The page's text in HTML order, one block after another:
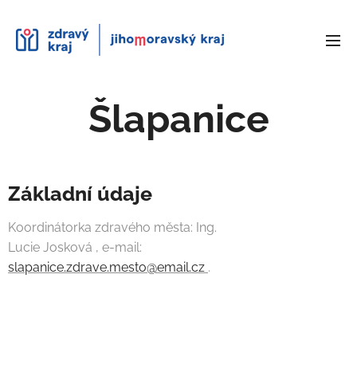
Šlapanice
Základní údaje
Koordinátorka zdravého města: Ing.
Lucie Josková , e-mail:
slapanice.zdrave.mesto@email.cz .